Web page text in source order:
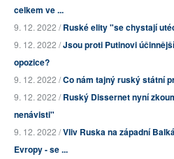
celkem ve ...
9. 12. 2022 /Ruské elity "se chystají
9. 12. 2022 /Jsou proti Putinovi
opozice?
9. 12. 2022 /Co nám tajný ruský státní
9. 12. 2022 /Ruský Dissernet nyní
nenávisti"
9. 12. 2022 /Vliv Ruska na západní
Evropy - se ...